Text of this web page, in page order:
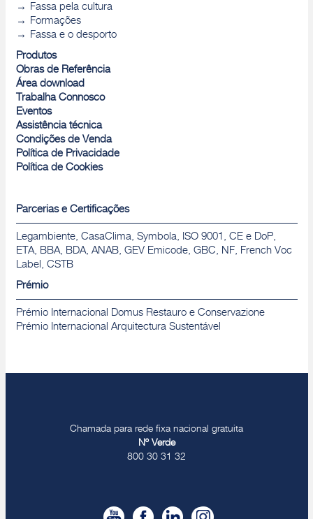
Fassa pela cultura
Formações
Fassa e o desporto
Produtos
Obras de Referência
Área download
Trabalha Connosco
Eventos
Assistência técnica
Condições de Venda
Política de Privacidade
Política de Cookies
Parcerias e Certificações
Legambiente, CasaClima, Symbola, ISO 9001, CE e DoP,
ETA, BBA, BDA, ANAB, GEV Emicode, GBC, NF, French Voc
Label, CSTB
Prémio
Prémio Internacional Domus Restauro e Conservazione
Prémio Internacional Arquitectura Sustentável
Chamada para rede fixa nacional gratuita
Nº Verde
800 30 31 32